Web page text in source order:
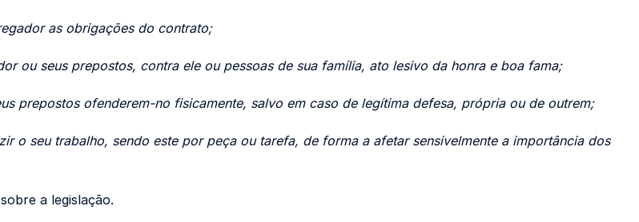
as obrigações do contrato;
ou seus prepostos, contra ele ou pessoas de sua família, ato lesivo da honra e boa fama;
prepostos ofenderem-no fisicamente, salvo em caso de legítima defesa, própria ou de outrem;
o seu trabalho, sendo este por peça ou tarefa, de forma a afetar sensivelmente a importância dos
a legislação.